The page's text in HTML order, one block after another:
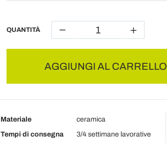
QUANTITÀ
AGGIUNGI AL CARRELLO
Materiale
ceramica
Tempi di consegna
3/4 settimane lavorative